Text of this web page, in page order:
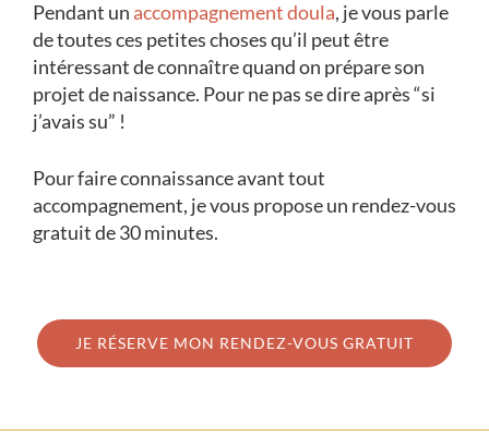
Pendant un accompagnement doula, je vous parle
de toutes ces petites choses qu’il peut être
intéressant de connaître quand on prépare son
projet de naissance. Pour ne pas se dire après “si
j’avais su” !
Pour faire connaissance avant tout
accompagnement, je vous propose un rendez-vous
gratuit de 30 minutes.
JE RÉSERVE MON RENDEZ-VOUS GRATUIT